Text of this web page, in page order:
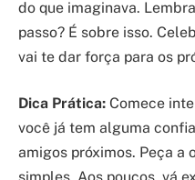
do que imaginava.
passo? É sobre isso.
vai te dar força para os
Dica Prática: Comece
você já tem alguma
amigos próximos. Peça a